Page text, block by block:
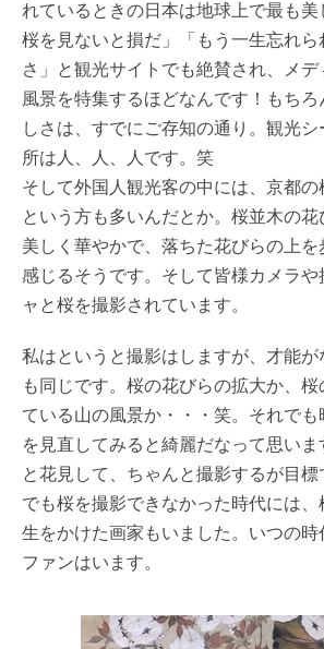
れているときの日本は地球上で最も
桜を見ないと損だ」「もう一生忘れら
さ」と観光サイトでも絶賛され、メ
風景を特集するほどなんです！もち
しさは、すでにご存知の通り。観光
所は人、人、人です。笑
そして外国人観光客の中には、京都
という方も多いんだとか。桜並木の花
美しく華やかで、落ちた花びらの上を
感じるそうです。そして皆様カメラ
ャと桜を撮影されています。
私はというと撮影はしますが、才能が
も同じです。桜の花びらの拡大か、
ている山の風景か・・・笑。それで
を見直してみると綺麗だなって思い
と花見して、ちゃんと撮影するが目標
でも桜を撮影できなかった時代には、
生をかけた画家もいました。いつの
ファンはいます。